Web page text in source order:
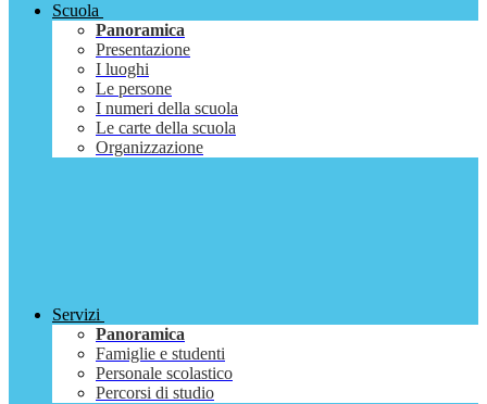
Scuola
Panoramica
Presentazione
I luoghi
Le persone
I numeri della scuola
Le carte della scuola
Organizzazione
Servizi
Panoramica
Famiglie e studenti
Personale scolastico
Percorsi di studio